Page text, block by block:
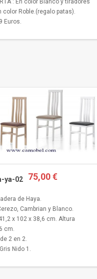
: En color Blanco y tiradores
color Roble.(regalo patas).
Euros.
ya-02 75,00 €
de Haya.
Cambrian y Blanco.
x 102 x 38,6 cm. Altura
cm.
2 en 2.
Nido 1.